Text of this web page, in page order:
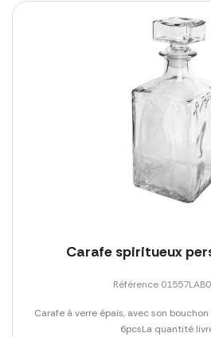
Carafe spiritueux
Référence
Carafe à verre épais, avec son
6pcsLa quantité